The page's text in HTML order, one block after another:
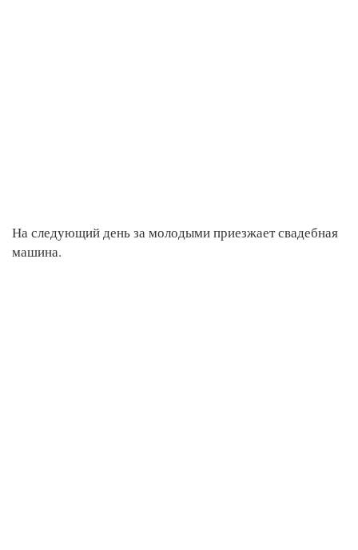
На следующий день за молодыми приезжает свадебная
машина.